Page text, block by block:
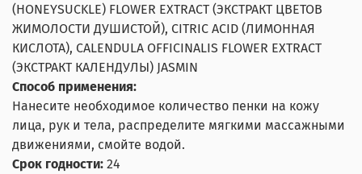
(HONEYSUCKLE) FLOWER EXTRACT (ЭКСТРАКТ ЦВЕТОВ
ЖИМОЛОСТИ ДУШИСТОЙ), CITRIC ACID (ЛИМОННАЯ
КИСЛОТА), CALENDULA OFFICINALIS FLOWER EXTRACT
(ЭКСТРАКТ КАЛЕНДУЛЫ) JASMIN
Способ применения:
Нанесите необходимое количество пенки на кожу
лица, рук и тела, распределите мягкими массажными
движениями, смойте водой.
Срок годности: 24